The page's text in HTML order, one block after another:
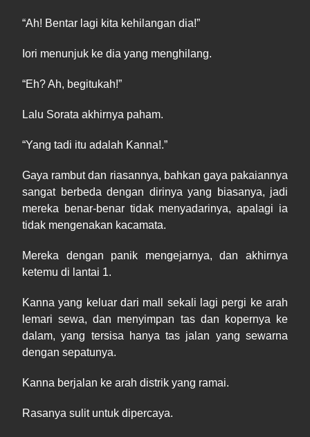
“Ah! Bentar lagi kita kehilangan dia!”
Iori menunjuk ke dia yang menghilang.
“Eh? Ah, begitukah!”
Lalu Sorata akhirnya paham.
“Yang tadi itu adalah Kanna!.”
Gaya rambut dan riasannya, bahkan gaya pakaiannya
sangat berbeda dengan dirinya yang biasanya, jadi
mereka benar-benar tidak menyadarinya, apalagi ia
tidak mengenakan kacamata.
Mereka dengan panik mengejarnya, dan akhirnya
ketemu di lantai 1.
Kanna yang keluar dari mall sekali lagi pergi ke arah
lemari sewa, dan menyimpan tas dan kopernya ke
dalam, yang tersisa hanya tas jalan yang sewarna
dengan sepatunya.
Kanna berjalan ke arah distrik yang ramai.
Rasanya sulit untuk dipercaya.